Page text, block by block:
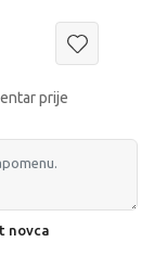
prije
novca